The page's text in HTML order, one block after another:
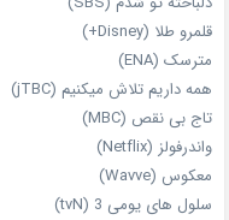
قلمرو طلا (Disney+)
مترسک (ENA)
همه داریم تلاش میکنیم (jTBC)
تاج بی‌ نقص (MBC)
واندرفولز (Netflix)
معکوس (Wavve)
سلول های یومی 3 (tvN)